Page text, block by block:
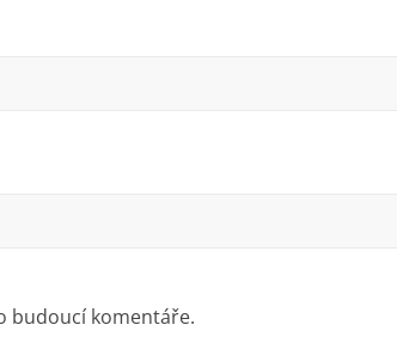
budoucí komentáře.